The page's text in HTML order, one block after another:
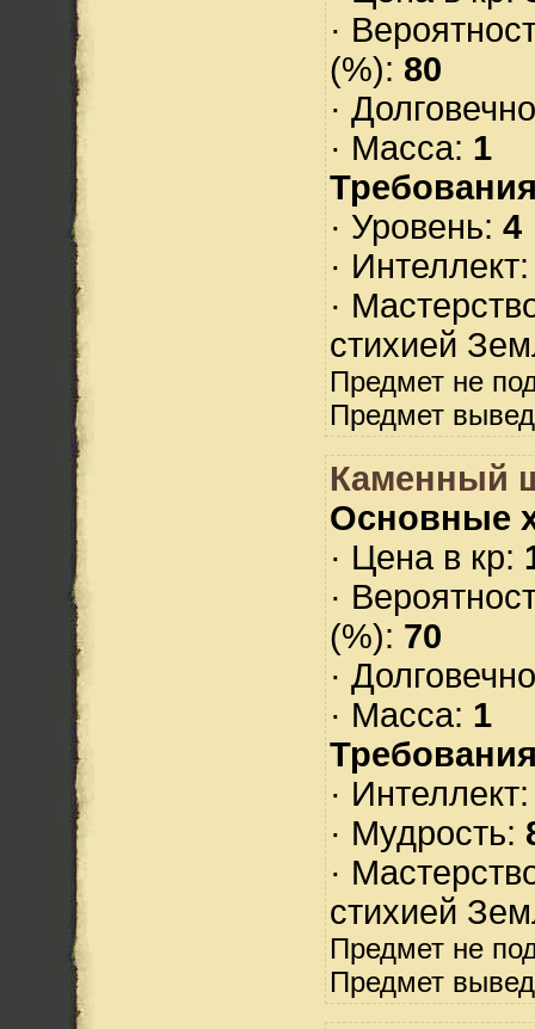
·
(%): 80
·
· Масса: 1
· Уровень: 4
·
·
стихией
Предмет не
Предмет
Каменный
Основные
· Цена в кр:
·
(%): 70
·
· Масса: 1
·
· Мудрость:
·
стихией
Предмет не
Предмет